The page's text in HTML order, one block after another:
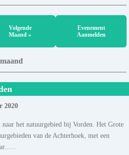
Volgende
Maand »
Evenement
Aanmelden
2020
het natuurgebied bij Vorden. Het Grote
van de Achterhoek, met een